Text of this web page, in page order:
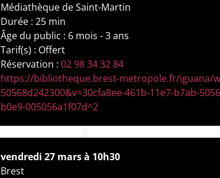
Médiathèque de Saint-Martin
Durée : 25 min
Âge du public : 6 mois - 3 ans
Tarif(s) : Offert
Réservation :02 98 34 32 84
https://bibliotheque.brest-metropole.fr/iguana/
50568d242300&v=30cfa8ee-461b-11e7-b7ab-
b0e9-005056a1f07d^2
vendredi 27 mars à 10h30
Brest